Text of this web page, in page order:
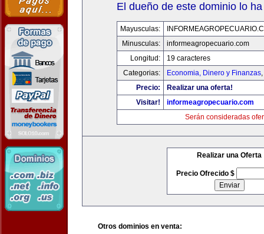
El dueño de este dominio lo
Mayusculas:
Minusculas:
informeagropecuario.com
Longitud:
19 caracteres
Categorias:
Economia, Dinero y Finanzas,
Precio:
Realizar una oferta!
Visitar!
informeagropecuario.com
Serán consideradas
Realizar una Oferta
Precio Ofrecido $
Otros dominios en venta: